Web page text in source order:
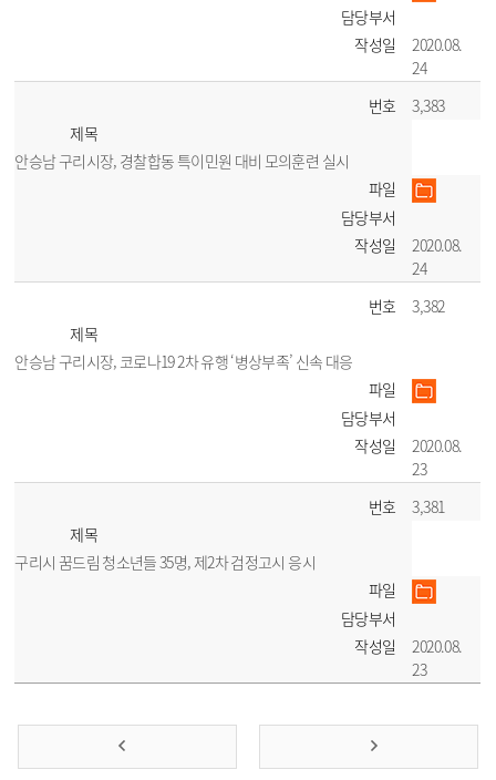
담당부서
작성일
2020.08.
24
번호
3,383
제목
안승남 구리시장, 경찰합동 특이민원 대비 모의훈련 실시
파일
담당부서
작성일
2020.08.
24
번호
3,382
제목
안승남 구리시장, 코로나19 2차 유행 ‘병상부족’ 신속 대응
파일
담당부서
작성일
2020.08.
23
번호
3,381
제목
구리시 꿈드림 청소년들 35명, 제2차 검정고시 응시
파일
담당부서
작성일
2020.08.
23